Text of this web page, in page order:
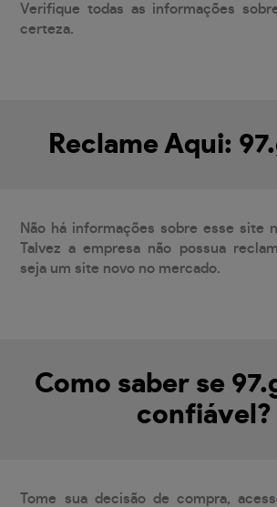
Verifique todas as informações
certeza.
Reclame Aqui:
Não há informações sobre esse site
Talvez a empresa não possua
seja um site novo no mercado.
Como saber se
confiável?
Tome sua decisão de compra,